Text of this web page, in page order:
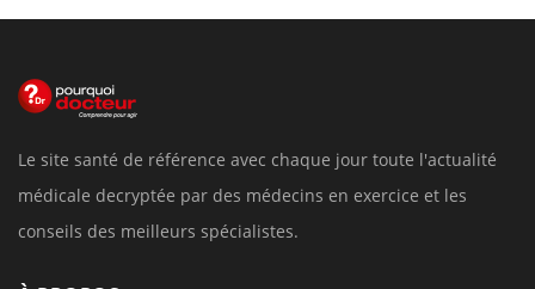
Le site santé de référence avec chaque jour toute l'actualité
médicale decryptée par des médecins en exercice et les
conseils des meilleurs spécialistes.